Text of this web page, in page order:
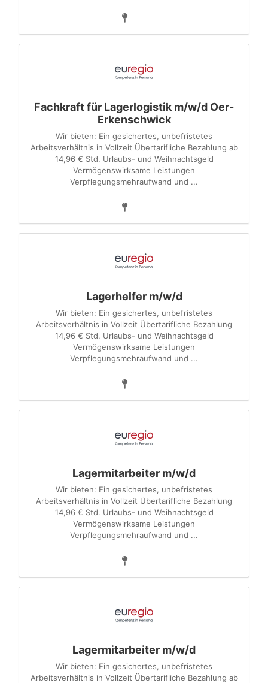
Fachkraft für Lagerlogistik m/w/d Oer-
Erkenschwick
Wir bieten: Ein gesichertes, unbefristetes
Arbeitsverhältnis in Vollzeit Übertarifliche Bezahlung ab
14,96 € Std. Urlaubs- und Weihnachtsgeld
Vermögenswirksame Leistungen
Verpflegungsmehraufwand und ...
Lagerhelfer m/w/d
Wir bieten: Ein gesichertes, unbefristetes
Arbeitsverhältnis in Vollzeit Übertarifliche Bezahlung
14,96 € Std. Urlaubs- und Weihnachtsgeld
Vermögenswirksame Leistungen
Verpflegungsmehraufwand und ...
Lagermitarbeiter m/w/d
Wir bieten: Ein gesichertes, unbefristetes
Arbeitsverhältnis in Vollzeit Übertarifliche Bezahlung
14,96 € Std. Urlaubs- und Weihnachtsgeld
Vermögenswirksame Leistungen
Verpflegungsmehraufwand und ...
Lagermitarbeiter m/w/d
Wir bieten: Ein gesichertes, unbefristetes
Arbeitsverhältnis in Vollzeit Übertarifliche Bezahlung ab